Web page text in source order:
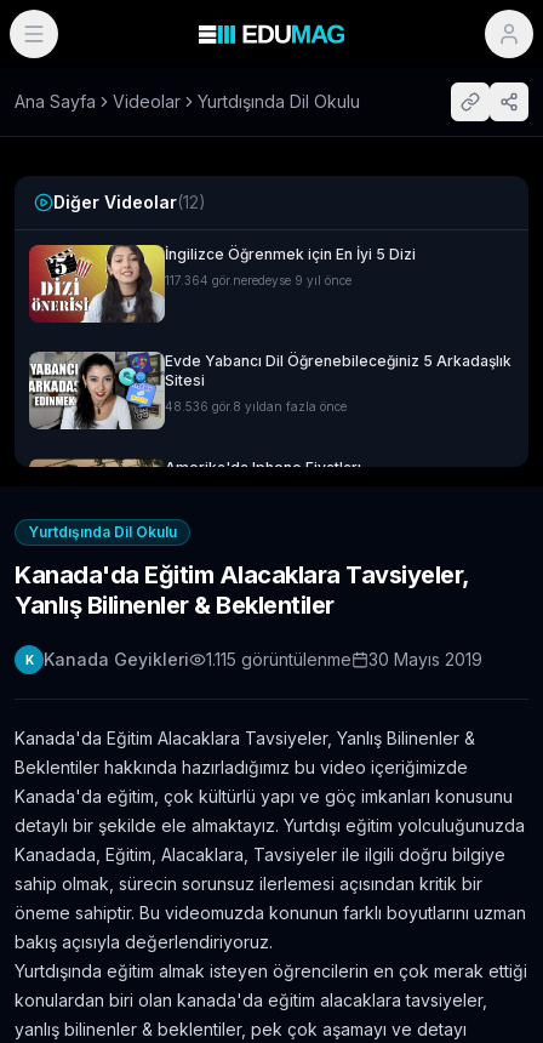
Ana Sayfa Videolar Yurtdışında Dil Okulu
Diğer Videolar(12)
İngilizce Öğrenmek için En İyi 5 Dizi
117.364 gör. neredeyse 9 yıl önce
Evde Yabancı Dil Öğrenebileceğiniz 5 Arkadaşlık
Sitesi
48.536 gör. 8 yıldan fazla önce
Amerika'da Iphone Fiyatları
Londra Erasmus Stajı Hikayem ve Tavsiyelerim
11.304gör.9 yıldan fazla önce
Evde Dil Öğren
İngilizce Öğrenmek için 30 Youtube Kanalı
Avustralya’da Çekilmiş 7 Efsane Film
6.403gör.neredeyse 11 yıl önce
Film ve Dizi İzleyerek İngilizce Öğrenmek
İsteyenlere Tavsiyeler
Yurtdışında Dil Okulu
Kanada'da Eğitim Alacaklara Tavsiyeler,
Yanlış Bilinenler & Beklentiler
K Kanada Geyikleri 1.115 görüntülenme 30 Mayıs 2019
Kanada'da Eğitim Alacaklara Tavsiyeler, Yanlış Bilinenler &
Beklentiler hakkında hazırladığımız bu video içeriğimizde
Kanada'da eğitim, çok kültürlü yapı ve göç imkanları konusunu
detaylı bir şekilde ele almaktayız. Yurtdışı eğitim yolculuğunuzda
Kanadada, Eğitim, Alacaklara, Tavsiyeler ile ilgili doğru bilgiye
sahip olmak, sürecin sorunsuz ilerlemesi açısından kritik bir
öneme sahiptir. Bu videomuzda konunun farklı boyutlarını uzman
bakış açısıyla değerlendiriyoruz.
Yurtdışında eğitim almak isteyen öğrencilerin en çok merak ettiği
konulardan biri olan kanada'da eğitim alacaklara tavsiyeler,
yanlış bilinenler & beklentiler, pek çok aşamayı ve detayı